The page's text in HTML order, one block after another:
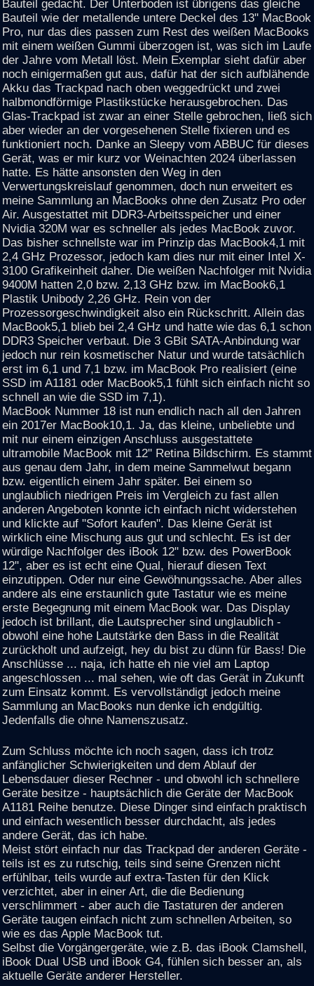
Bauteil gedacht. Der Unterboden ist übrigens das gleiche
Bauteil wie der metallende untere Deckel des 13" MacBook
Pro, nur das dies passen zum Rest des weißen MacBooks
mit einem weißen Gummi überzogen ist, was sich im Laufe
der Jahre vom Metall löst. Mein Exemplar sieht dafür aber
noch einigermaßen gut aus, dafür hat der sich aufblähende
Akku das Trackpad nach oben weggedrückt und zwei
halbmondförmige Plastikstücke herausgebrochen. Das
Glas-Trackpad ist zwar an einer Stelle gebrochen, ließ sich
aber wieder an der vorgesehenen Stelle fixieren und es
funktioniert noch. Danke an Sleepy vom ABBUC für dieses
Gerät, was er mir kurz vor Weinachten 2024 überlassen
hatte. Es hätte ansonsten den Weg in den
Verwertungskreislauf genommen, doch nun erweitert es
meine Sammlung an MacBooks ohne den Zusatz Pro oder
Air. Ausgestattet mit DDR3-Arbeitsspeicher und einer
Nvidia 320M war es schneller als jedes MacBook zuvor.
Das bisher schnellste war im Prinzip das MacBook4,1 mit
2,4 GHz Prozessor, jedoch kam dies nur mit einer Intel X-
3100 Grafikeinheit daher. Die weißen Nachfolger mit Nvidia
9400M hatten 2,0 bzw. 2,13 GHz bzw. im MacBook6,1
Plastik Unibody 2,26 GHz. Rein von der
Prozessorgeschwindigkeit also ein Rückschritt. Allein das
MacBook5,1 blieb bei 2,4 GHz und hatte wie das 6,1 schon
DDR3 Speicher verbaut. Die 3 GBit SATA-Anbindung war
jedoch nur rein kosmetischer Natur und wurde tatsächlich
erst im 6,1 und 7,1 bzw. im MacBook Pro realisiert (eine
SSD im A1181 oder MacBook5,1 fühlt sich einfach nicht so
schnell an wie die SSD im 7,1).
MacBook Nummer 18 ist nun endlich nach all den Jahren
ein 2017er MacBook10,1. Ja, das kleine, unbeliebte und
mit nur einem einzigen Anschluss ausgestattete
ultramobile MacBook mit 12" Retina Bildschirm. Es stammt
aus genau dem Jahr, in dem meine Sammelwut begann
bzw. eigentlich einem Jahr später. Bei einem so
unglaublich niedrigen Preis im Vergleich zu fast allen
anderen Angeboten konnte ich einfach nicht widerstehen
und klickte auf "Sofort kaufen". Das kleine Gerät ist
wirklich eine Mischung aus gut und schlecht. Es ist der
würdige Nachfolger des iBook 12" bzw. des PowerBook
12", aber es ist echt eine Qual, hierauf diesen Text
einzutippen. Oder nur eine Gewöhnungssache. Aber alles
andere als eine erstaunlich gute Tastatur wie es meine
erste Begegnung mit einem MacBook war. Das Display
jedoch ist brillant, die Lautsprecher sind unglaublich -
obwohl eine hohe Lautstärke den Bass in die Realität
zurückholt und aufzeigt, hey du bist zu dünn für Bass! Die
Anschlüsse ... naja, ich hatte eh nie viel am Laptop
angeschlossen ... mal sehen, wie oft das Gerät in Zukunft
zum Einsatz kommt. Es vervollständigt jedoch meine
Sammlung an MacBooks nun denke ich endgültig.
Jedenfalls die ohne Namenszusatz.
Zum Schluss möchte ich noch sagen, dass ich trotz
anfänglicher Schwierigkeiten und dem Ablauf der
Lebensdauer dieser Rechner - und obwohl ich schnellere
Geräte besitze - hauptsächlich die Geräte der MacBook
A1181 Reihe benutze. Diese Dinger sind einfach praktisch
und einfach wesentlich besser durchdacht, als jedes
andere Gerät, das ich habe.
Meist stört einfach nur das Trackpad der anderen Geräte -
teils ist es zu rutschig, teils sind seine Grenzen nicht
erfühlbar, teils wurde auf extra-Tasten für den Klick
verzichtet, aber in einer Art, die die Bedienung
verschlimmert - aber auch die Tastaturen der anderen
Geräte taugen einfach nicht zum schnellen Arbeiten, so
wie es das Apple MacBook tut.
Selbst die Vorgängergeräte, wie z.B. das iBook Clamshell,
iBook Dual USB und iBook G4, fühlen sich besser an, als
aktuelle Geräte anderer Hersteller.